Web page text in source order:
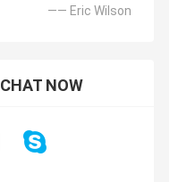
—— Eric Wilson
NOW